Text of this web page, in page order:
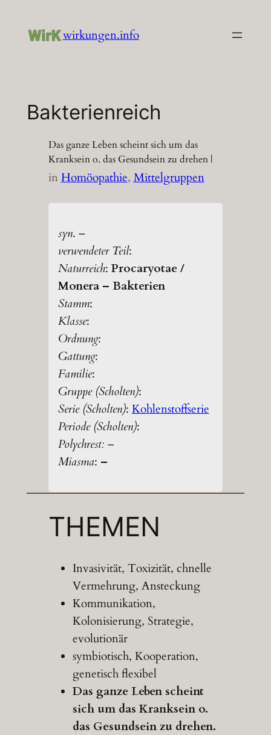
Inhalt
wirkungen.info
Bakterienreich
Das ganze Leben scheint sich um das
Kranksein o. das Gesundsein zu drehen |
inHomöopathie, Mittelgruppen
syn. –
verwendeter Teil:
Naturreich: Procaryotae /
Monera – Bakterien
Stamm:
Klasse:
Ordnung:
Gattung:
Familie:
Gruppe (Scholten):
Serie (Scholten): Kohlenstoffserie
Periode (Scholten):
Polychrest: –
Miasma: –
THEMEN
Invasivität, Toxizität, chnelle
Vermehrung, Ansteckung
Kommunikation,
Kolonisierung, Strategie,
evolutionär
symbiotisch, Kooperation,
genetisch flexibel
Das ganze Leben scheint
sich um das Kranksein o.
das Gesundsein zu drehen.